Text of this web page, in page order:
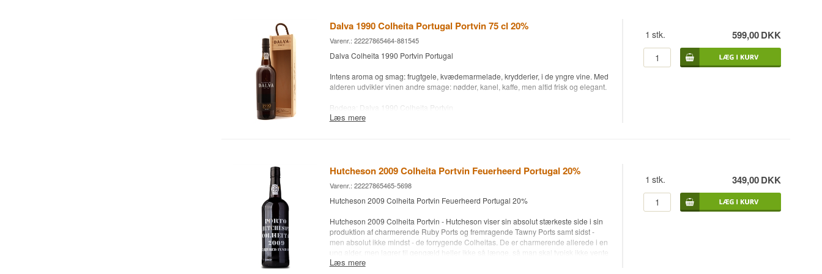
Dalva 1990 Colheita Portugal Portvin 75 cl 20%
Varenr.: 22227865464-881545
Dalva Colheita 1990 Portvin Portugal
Intens aroma og smag: frugtgele, kvædemarmelade, krydderier, i de yngre vine. Med
alderen udvikler vinen andre smage: nødder, kanel, kaffe, men altid frisk og elegant.
Bodega: Dalva 1990 Colheita Portvin
Alder: 1990 Colheita Portvin - flasket 2021
Læs mere
1 stk. 599,00DKK
Hutcheson 2009 Colheita Portvin Feuerheerd Portugal 20%
Varenr.: 22227865465-5698
Hutcheson 2009 Colheita Portvin Feuerheerd Portugal 20%
Hutcheson 2009 Colheita Portvin - Hutcheson viser sin absolut stærkeste side i sin
produktion af charmerende Ruby Ports og fremragende Tawny Ports samt sidst -
men absolut ikke mindst - de forrygende Colheitas. De er charmerende allerede i en
ung alder, men lagrer til gengæld heller ikke så længe, så man skal typisk ikke vente
mere end 10-15 år for at få en dejlig fuldmoden
Læs mere
1 stk. 349,00DKK